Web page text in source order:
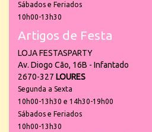
Sábados e Feriados
10h00-13h30
Artigos de Festa
LOJA FESTASPARTY
Av. Diogo Cão, 16B - Infantado
2670-327 LOURES
Segunda a Sexta
10h00-13h30 e 14h30-19h00
Sábados e Feriados
10h00-13h30